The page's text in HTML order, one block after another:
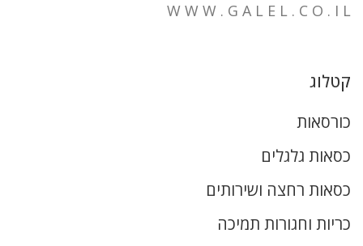
W W W . G A L E L . C O . I L
קטלוג
כורסאות
כסאות גלגלים
כסאות רחצה ושירותים
כריות וחגורות תמיכה